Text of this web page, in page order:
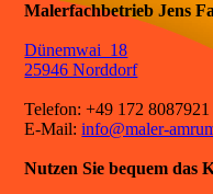
Malerfachbetrieb Jens
Dünemwai 18
25946 Norddorf
Telefon: +49 172 8087921
E-Mail:info@maler-
Nutzen Sie bequem das